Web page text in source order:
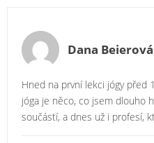
Dana Beierová
Hned na první lekci jógy před
jóga je něco, co jsem dlouho
součástí, a dnes už i profesí,